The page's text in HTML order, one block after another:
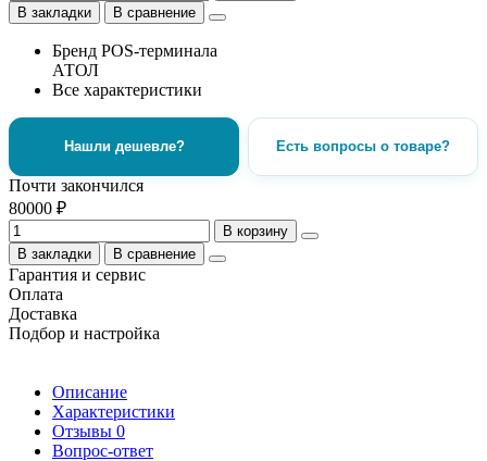
В закладки
В сравнение
Бренд POS-терминала
АТОЛ
Все характеристики
Нашли дешевле? Есть вопросы о товаре?
Почти закончился
80000 ₽
В корзину
В закладки
В сравнение
Гарантия и сервис
Оплата
Доставка
Подбор и настройка
Описание
Характеристики
Отзывы 0
Вопрос-ответ